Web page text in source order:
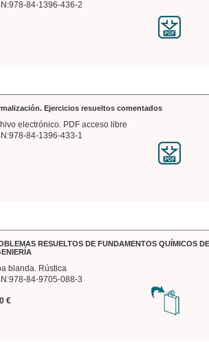
84-1396-436-2
Ejercicios resueltos comentados
electrónico. PDF acceso libre
84-1396-433-1
RESUELTOS DE FUNDAMENTOS QUÍMICOS
blanda. Rústica
84-9705-088-3
€